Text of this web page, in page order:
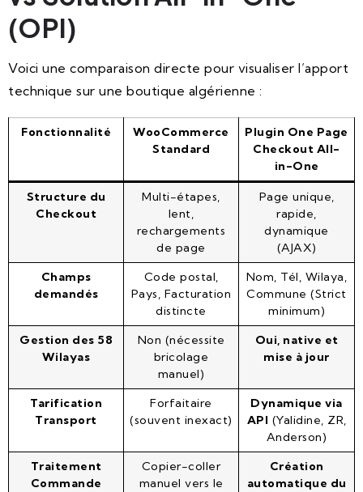
(OPI)
Voici une comparaison directe pour visualiser l’apport
technique sur une boutique algérienne :
Fonctionnalité
WooCommerce
Standard
Plugin One Page
Checkout All-
in-One
Structure du
Checkout
Multi-étapes,
lent,
rechargements
de page
Page unique,
rapide,
dynamique
(AJAX)
Champs
demandés
Code postal,
Pays, Facturation
distincte
Nom, Tél, Wilaya,
Commune (Strict
minimum)
Gestion des 58
Wilayas
Non (nécessite
bricolage
manuel)
Oui, native et
mise à jour
Tarification
Transport
Forfaitaire
(souvent inexact)
Dynamique via
API (Yalidine, ZR,
Anderson)
Traitement
Commande
Copier-coller
manuel vers le
Création
automatique du